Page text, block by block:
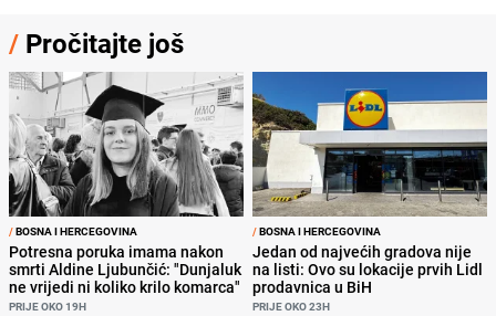
/ Pročitajte još
/BOSNA I HERCEGOVINA
Potresna poruka imama nakon
smrti Aldine Ljubunčić: "Dunjaluk
ne vrijedi ni koliko krilo komarca"
PRIJE OKO 19H
/BOSNA I HERCEGOVINA
Jedan od najvećih gradova nije
na listi: Ovo su lokacije prvih Lidl
prodavnica u BiH
PRIJE OKO 23H